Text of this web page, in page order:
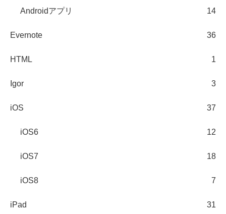
Androidアプリ 14
Evernote 36
HTML 1
Igor 3
iOS 37
iOS6 12
iOS7 18
iOS8 7
iPad 31